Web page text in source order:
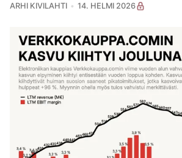
ARHI KIVILAHTI 14. HELMI 2026